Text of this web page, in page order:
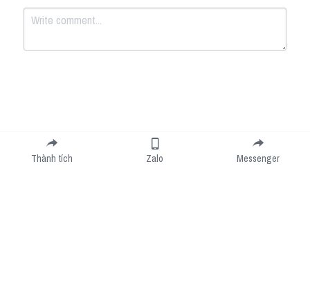
Submit
Thành tích Zalo Messenger